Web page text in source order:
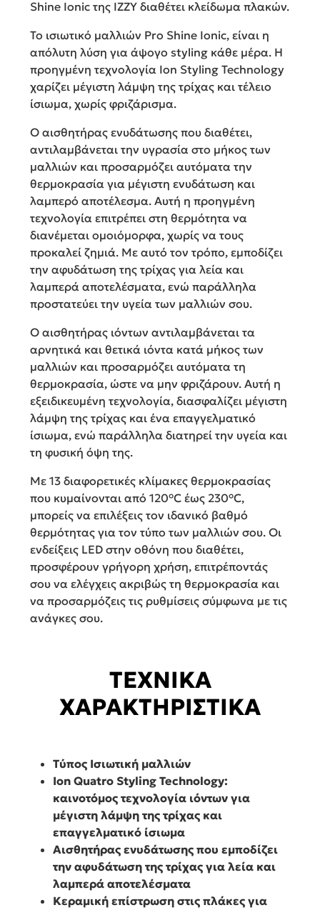
Shine Ionic της ΙΖΖΥ διαθέτει κλείδωμα πλακών.
Το ισιωτικό μαλλιών Pro Shine Ionic, είναι η
απόλυτη λύση για άψογο styling κάθε μέρα. H
προηγμένη τεχνολογία Ion Styling Technology
χαρίζει μέγιστη λάμψη της τρίχας και τέλειο
ίσιωμα, χωρίς φριζάρισμα.
Ο αισθητήρας ενυδάτωσης που διαθέτει,
αντιλαμβάνεται την υγρασία στο μήκος των
μαλλιών και προσαρμόζει αυτόματα την
θερμοκρασία για μέγιστη ενυδάτωση και
λαμπερό αποτέλεσμα. Αυτή η προηγμένη
τεχνολογία επιτρέπει στη θερμότητα να
διανέμεται ομοιόμορφα, χωρίς να τους
προκαλεί ζημιά. Με αυτό τον τρόπο, εμποδίζει
την αφυδάτωση της τρίχας για λεία και
λαμπερά αποτελέσματα, ενώ παράλληλα
προστατεύει την υγεία των μαλλιών σου.
Ο αισθητήρας ιόντων αντιλαμβάνεται τα
αρνητικά και θετικά ιόντα κατά μήκος των
μαλλιών και προσαρμόζει αυτόματα τη
θερμοκρασία, ώστε να μην φριζάρουν. Αυτή η
εξειδικευμένη τεχνολογία, διασφαλίζει μέγιστη
λάμψη της τρίχας και ένα επαγγελματικό
ίσιωμα, ενώ παράλληλα διατηρεί την υγεία και
τη φυσική όψη της.
Με 13 διαφορετικές κλίμακες θερμοκρασίας
που κυμαίνονται από 120°C έως 230°C,
μπορείς να επιλέξεις τον ιδανικό βαθμό
θερμότητας για τον τύπο των μαλλιών σου. Οι
ενδείξεις LED στην οθόνη που διαθέτει,
προσφέρουν γρήγορη χρήση, επιτρέποντάς
σου να ελέγχεις ακριβώς τη θερμοκρασία και
να προσαρμόζεις τις ρυθμίσεις σύμφωνα με τις
ανάγκες σου.
ΤΕΧΝΙΚΑ
ΧΑΡΑΚΤΗΡΙΣΤΙΚΑ
Τύπος Ισιωτική μαλλιών
Ion Quatro Styling Technology:
καινοτόμος τεχνολογία ιόντων για
μέγιστη λάμψη της τρίχας και
επαγγελματικό ίσιωμα
Αισθητήρας ενυδάτωσης που εμποδίζει
την αφυδάτωση της τρίχας για λεία και
λαμπερά αποτελέσματα
Κεραμική επίστρωση στις πλάκες για